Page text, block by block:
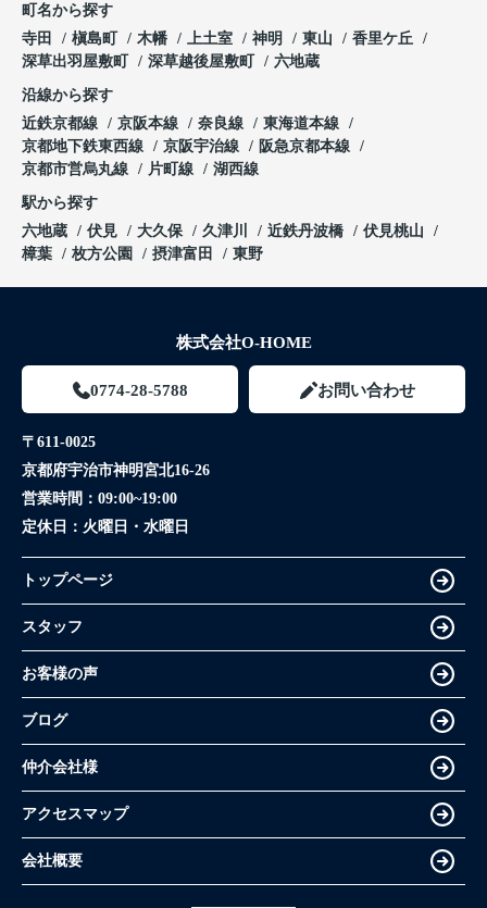
町名から探す
寺田
槇島町 木幡 上土室 神明 東山
香里ケ丘
深草出羽屋敷町
深草越後屋敷町 六地蔵
沿線から探す
近鉄京都線
京阪本線 奈良線
東海道本線
京都地下鉄東西線
京阪宇治線
阪急京都本線
京都市営烏丸線
片町線 湖西線
駅から探す
六地蔵
伏見 大久保 久津川 近鉄丹波橋
伏見桃山
樟葉
枚方公園 摂津富田 東野
株式会社O-HOME
0774-28-5788 お問い合わせ
〒611-0025
京都府宇治市神明宮北16-26
営業時間： 09:00~19:00
定休日： 火曜日・水曜日
トップページ
スタッフ
お客様の声
ブログ
仲介会社様
アクセスマップ
会社概要